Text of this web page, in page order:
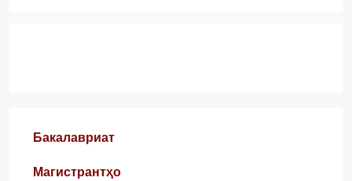
Бакалавриат
Магистрантҳо